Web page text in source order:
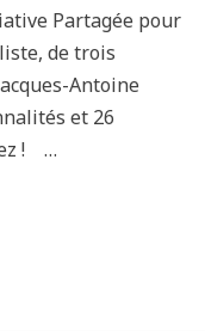
Partagée pour
de trois
Antoine
et 26
! …